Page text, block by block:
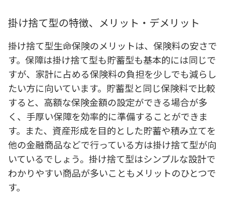
掛け捨て型の特徴、メリット・デメリット
掛け捨て型生命保険のメリットは、保険料の安さで
す。保障は掛け捨て型も貯蓄型も基本的には同じで
すが、家計に占める保険料の負担を少しでも減らし
たい方に向いています。貯蓄型と同じ保険料で比較
すると、高額な保険金額の設定ができる場合が多
く、手厚い保障を効率的に準備することができま
す。また、資産形成を目的とした貯蓄や積み立てを
他の金融商品などで行っている方は掛け捨て型が向
いているでしょう。掛け捨て型はシンプルな設計で
わかりやすい商品が多いこともメリットのひとつで
す。